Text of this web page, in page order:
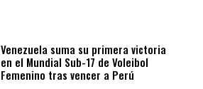
Venezuela suma su primera victoria
en el Mundial Sub-17 de Voleibol
Femenino tras vencer a Perú